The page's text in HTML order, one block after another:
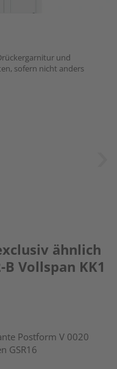
und
sofern nicht anders
ähnlich
B Vollspan KK1
Postform V 0020
GSR16